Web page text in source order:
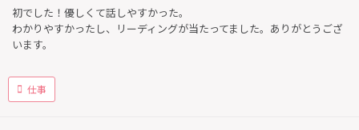
初でした！優しくて話しやすかった。
わかりやすかったし、リーディングが当たってました。ありがとうござ
います。
仕事